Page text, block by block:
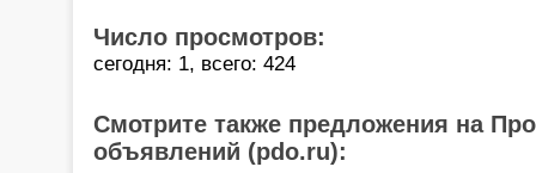
Число просмотров:
сегодня: 1, всего: 424
Смотрите также предложения на
объявлений (pdo.ru):